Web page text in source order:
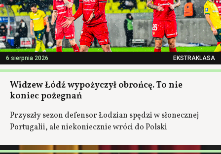
6 sierpnia 2026 EKSTRAKLASA
Widzew Łódź wypożyczył obrońcę. To nie
koniec pożegnań
Przyszły sezon defensor Łodzian spędzi w słonecznej
Portugalii, ale niekoniecznie wróci do Polski